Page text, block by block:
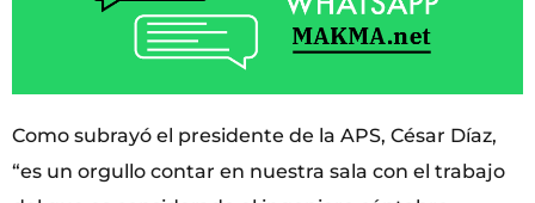
Como subrayó el presidente de la APS, César Díaz,
“es un orgullo contar en nuestra sala con el trabajo